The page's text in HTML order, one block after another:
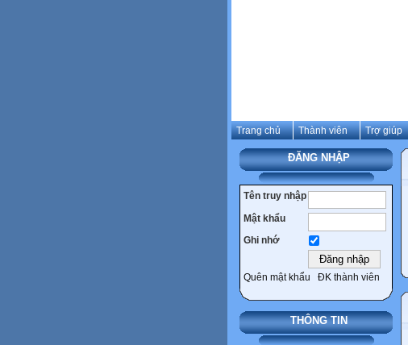
Trang chủ Thành viên Trợ giúp
ĐĂNG NHẬP
Tên truy nhập
Mật khẩu
Ghi nhớ
Quên mật khẩu ĐK thành viên
THÔNG TIN